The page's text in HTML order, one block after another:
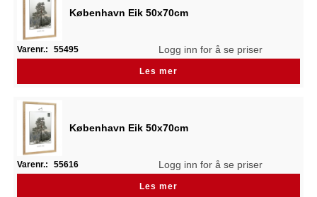
København Eik 50x70cm
Varenr.: 55495 Logg inn for å se priser
Les mer
København Eik 50x70cm
Varenr.: 55616 Logg inn for å se priser
Les mer